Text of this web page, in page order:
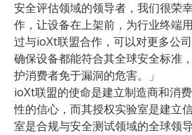
安全评估领域的领导者，我们很荣
作，让设备在上架前，为行业终端
过与ioXt联盟合作，可以对更多公
确保设备都能符合其全球安全标准
护消费者免于漏洞的危害。」
ioXt联盟的使命是建立制造商和消
性的信心，而其授权实验室是建立
室是合规与安全测试领域的全球领